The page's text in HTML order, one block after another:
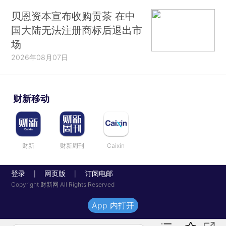
贝恩资本宣布收购贡茶 在中
国大陆无法注册商标后退出市
场
2026年08月07日
财新移动
财新 财新周刊 Caixin
登录 网页版 订阅电邮
Copyright 财新网 All Rights Reserved
App 内打开